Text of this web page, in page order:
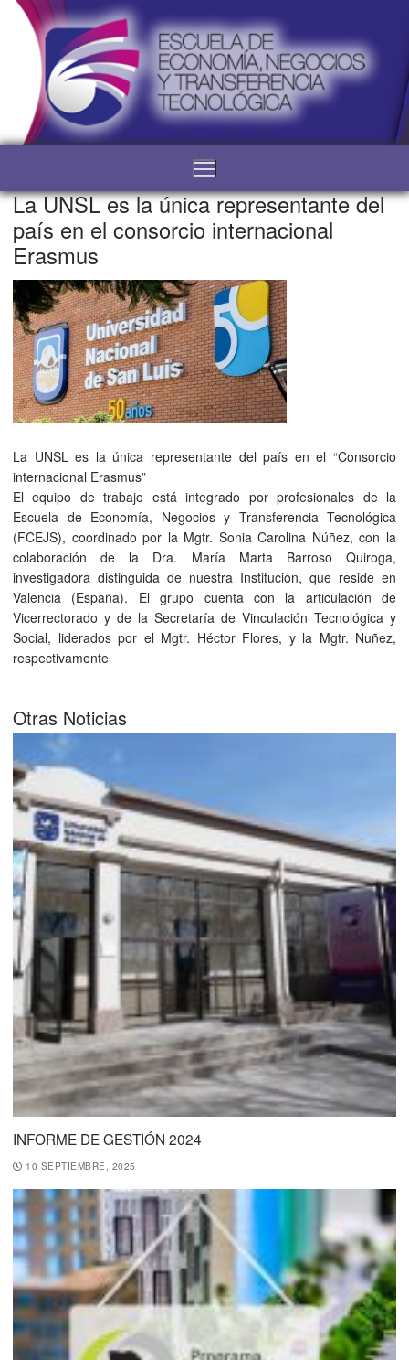
La UNSL es la única representante del
país en el consorcio internacional
Erasmus
La UNSL es la única representante del país en el “Consorcio
internacional Erasmus”
El equipo de trabajo está integrado por profesionales de la
Escuela de Economía, Negocios y Transferencia Tecnológica
(FCEJS), coordinado por la Mgtr. Sonia Carolina Núñez, con la
colaboración de la Dra. María Marta Barroso Quiroga,
investigadora distinguida de nuestra Institución, que reside en
Valencia (España). El grupo cuenta con la articulación de
Vicerrectorado y de la Secretaría de Vinculación Tecnológica y
Social, liderados por el Mgtr. Héctor Flores, y la Mgtr. Nuñez,
respectivamente
Otras Noticias
INFORME DE GESTIÓN 2024
10 SEPTIEMBRE, 2025